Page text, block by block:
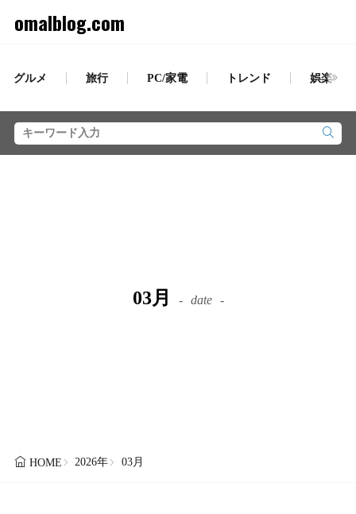
omalblog.com
グルメ 旅行 PC/家電 トレンド 娯楽
03月 date
HOME 2026年 03月